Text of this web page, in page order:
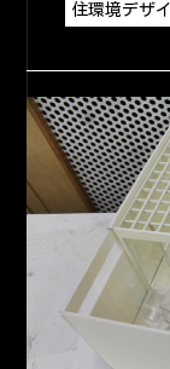
住環境デザ